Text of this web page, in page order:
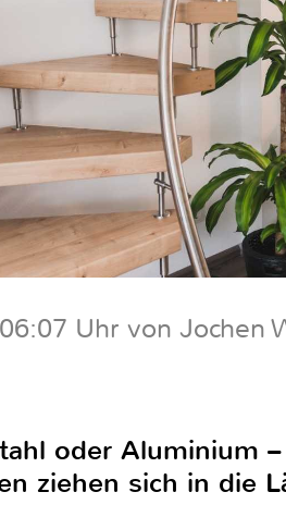
Uhr von Jochen
oder Aluminium
ziehen sich in die